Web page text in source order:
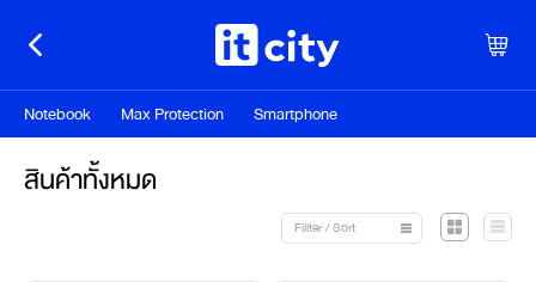
Notebook Max Protection Smartphone
สินค้าทั้งหมด
Fillter / Sort